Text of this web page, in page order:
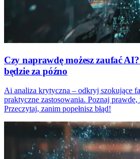
Czy naprawdę możesz zaufać
będzie za późno
Ai analiza krytyczna – odkryj szokujące
praktyczne zastosowania. Poznaj
Przeczytaj, zanim popełnisz błąd!